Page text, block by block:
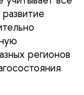
регионов